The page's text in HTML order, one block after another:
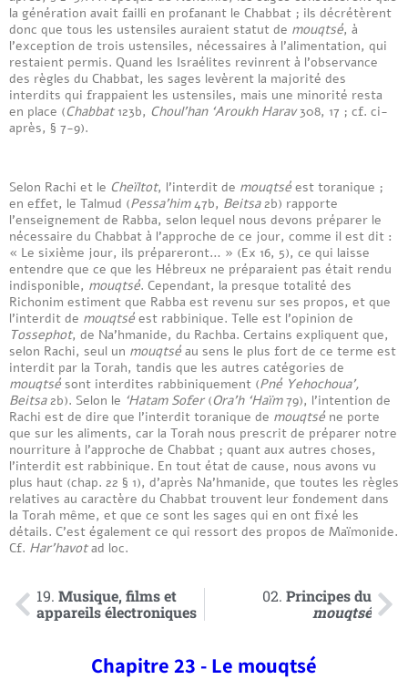
la génération avait failli en profanant le Chabbat ; ils décrétèrent
donc que tous les ustensiles auraient statut de mouqtsé, à
l’exception de trois ustensiles, nécessaires à l’alimentation, qui
restaient permis. Quand les Israélites revinrent à l’observance
des règles du Chabbat, les sages levèrent la majorité des
interdits qui frappaient les ustensiles, mais une minorité resta
en place (Chabbat 123b, Choul’han ‘Aroukh Harav308, 17 ; cf. ci-
après, § 7-9).
Selon Rachi et le Cheïltot, l’interdit de mouqtsé est toranique ;
en effet, le Talmud (Pessa’him47b, Beitsa2b) rapporte
l’enseignement de Rabba, selon lequel nous devons préparer le
nécessaire du Chabbat à l’approche de ce jour, comme il est dit :
« Le sixième jour, ils prépareront… » (Ex 16, 5), ce qui laisse
entendre que ce que les Hébreux ne préparaient pas était rendu
indisponible, mouqtsé. Cependant, la presque totalité des
Richonim estiment que Rabba est revenu sur ses propos, et que
l’interdit de mouqtsé est rabbinique. Telle est l’opinion de
Tossephot, de Na’hmanide, du Rachba. Certains expliquent que,
selon Rachi, seul un mouqtsé au sens le plus fort de ce terme est
interdit par la Torah, tandis que les autres catégories de
mouqtsé sont interdites rabbiniquement (Pné Yehochoua’,
Beitsa2b). Selon le ‘Hatam Sofer(Ora’h ‘Haïm79), l’intention de
Rachi est de dire que l’interdit toranique de mouqtsé ne porte
que sur les aliments, car la Torah nous prescrit de préparer notre
nourriture à l’approche de Chabbat ; quant aux autres choses,
l’interdit est rabbinique. En tout état de cause, nous avons vu
plus haut (chap. 22 § 1), d’après Na’hmanide, que toutes les règles
relatives au caractère du Chabbat trouvent leur fondement dans
la Torah même, et que ce sont les sages qui en ont fixé les
détails. C’est également ce qui ressort des propos de Maïmonide.
Cf. Har’havotad loc.
19. Musique, films et
appareils électroniques
02. Principes du
mouqtsé
Chapitre 23 - Le mouqtsé